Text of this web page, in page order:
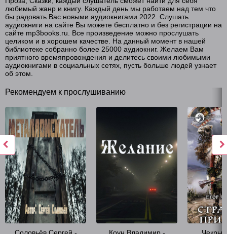
любимый жанр и книгу. Каждый день мы работаем над тем что
бы радовать Вас новыми аудиокнигами 2022. Слушать
аудиокниги на сайте Вы можете бесплатно и без регистрации на
сайте mp3books.ru. Все произведение можно прослушать
целиком и в хорошем качестве. На данный момент в нашей
библиотеке собранно более 25000 аудиокниг. Желаем Вам
приятного времяпровождения и делитесь своими любимыми
аудиокнигами в социальных сетях, пусть больше людей узнает
об этом.
Рекомендуем к прослушиванию
Соловьёв Сергей -
Коун Владимир -